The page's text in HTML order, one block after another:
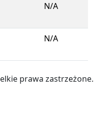
N/A
N/A
prawa zastrzeżone.